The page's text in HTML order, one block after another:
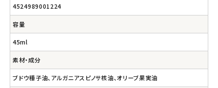
4524989001224
容量
45ml
素材・成分
ブドウ種子油、アルガニアスピノサ核油、オリーブ果実油